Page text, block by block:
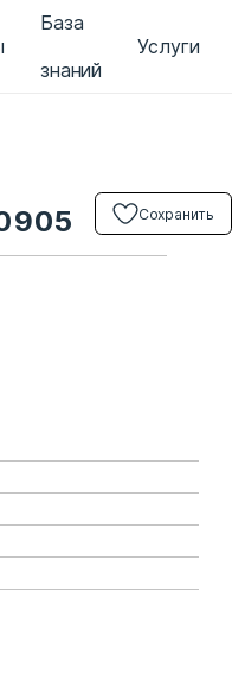
База
знаний
Услуги
Сохранить